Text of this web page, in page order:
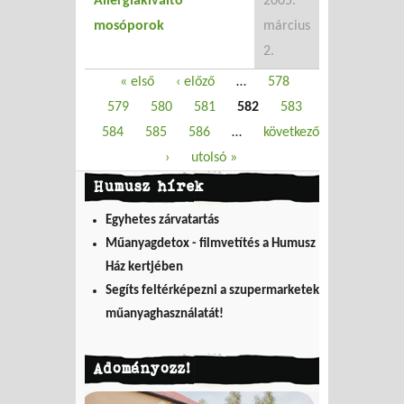
mosóporok
március
2.
Oldalak« első ‹ előző …
578
579
580 581 582
583
584
585 586 …
következő
›
utolsó »
Humusz hírek
Egyhetes zárvatartás
Műanyagdetox - filmvetítés a Humusz
Ház kertjében
Segíts feltérképezni a szupermarketek
műanyaghasználatát!
Adományozz!